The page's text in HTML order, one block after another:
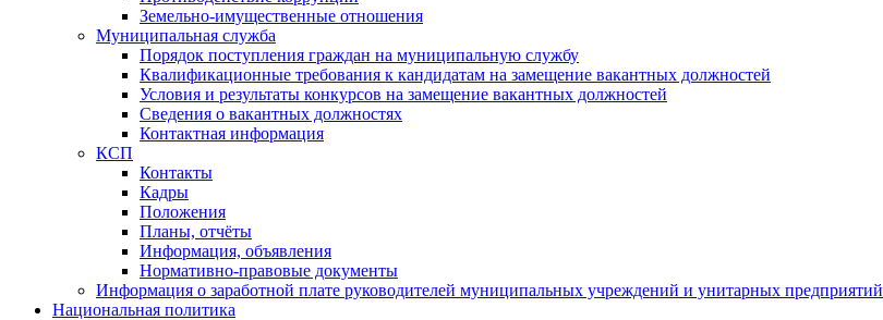
Земельно-имущественные отношения
Муниципальная служба
Порядок поступления граждан на муниципальную службу
Квалификационные требования к кандидатам на замещение вакантных должностей
Условия и результаты конкурсов на замещение вакантных должностей
Сведения о вакантных должностях
Контактная информация
КСП
Контакты
Кадры
Положения
Планы, отчёты
Информация, объявления
Нормативно-правовые документы
Информация о заработной плате руководителей муниципальных учреждений и унитарных предприятий
Национальная политика